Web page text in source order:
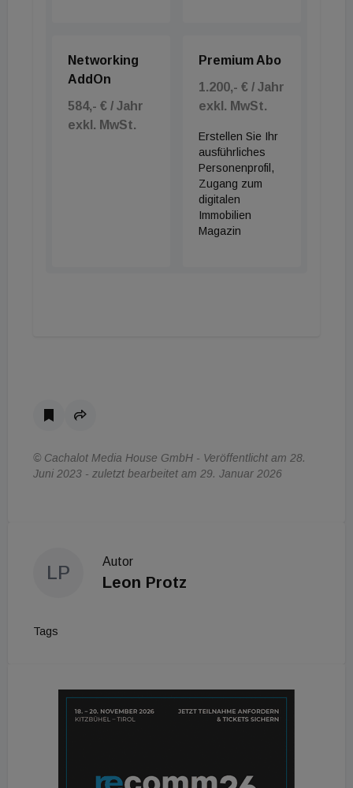
Networking
AddOn
584,- € / Jahr
exkl. MwSt.
Premium Abo
1.200,- € / Jahr
exkl. MwSt.
Erstellen Sie Ihr
ausführliches
Personenprofil,
Zugang zum
digitalen
Immobilien
Magazin
© Cachalot Media House GmbH - Veröffentlicht am 28.
Juni 2023 - zuletzt bearbeitet am 29. Januar 2026
LP
Autor
Leon Protz
Tags